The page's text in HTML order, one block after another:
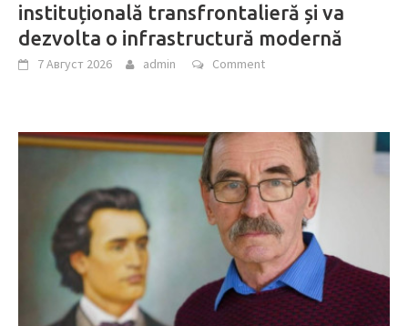
instituțională transfrontalieră și va
dezvolta o infrastructură modernă
7 Август 2026 admin Comment